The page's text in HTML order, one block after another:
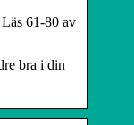
61-80 av
bra i din